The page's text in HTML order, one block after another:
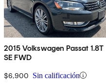
2015 Volkswagen Passat 1.8T
SE FWD
$6,900 Sin calificación